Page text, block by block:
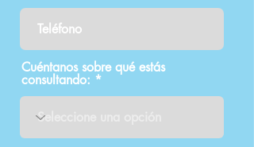
Cuéntanos sobre qué estás
consultando: